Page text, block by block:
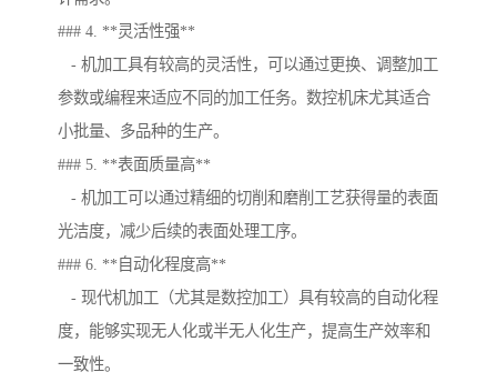
### 4. **灵活性强**
- 机加工具有较高的灵活性，可以通过更换、调整加工
参数或编程来适应不同的加工任务。数控机床尤其适合
小批量、多品种的生产。
### 5. **表面质量高**
- 机加工可以通过精细的切削和磨削工艺获得量的表面
光洁度，减少后续的表面处理工序。
### 6. **自动化程度高**
- 现代机加工（尤其是数控加工）具有较高的自动化程
度，能够实现无人化或半无人化生产，提高生产效率和
一致性。